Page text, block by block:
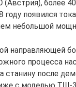
более
году появился
небольшой
направляющей
процесса
станину после